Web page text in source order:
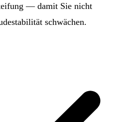
— damit Sie nicht
schwächen.